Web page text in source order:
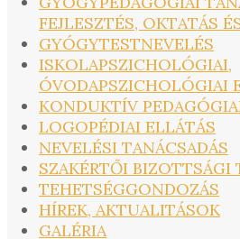
FEJLESZTÉS, OKTATÁS
GYÓGYTESTNEVELÉS
ISKOLAPSZICHOLÓGIAI,
ÓVODAPSZICHOLÓGIAI
KONDUKTÍV
LOGOPÉDIAI ELLÁTÁS
NEVELÉSI TANÁCSADÁS
SZAKÉRTŐI BIZOTTSÁGI
TEHETSÉGGONDOZÁS
HÍREK, AKTUALITÁSOK
GALÉRIA